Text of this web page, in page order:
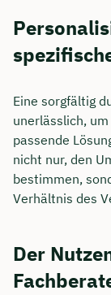
Eine sorgfältig
unerlässlich,
passende
nicht nur, den
bestimmen,
Verhältnis des
Der